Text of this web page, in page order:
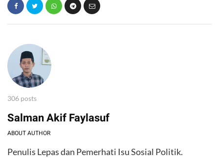
306 posts
Salman Akif Faylasuf
ABOUT AUTHOR
Penulis Lepas dan Pemerhati Isu Sosial Politik.